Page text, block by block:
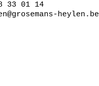
33 01 14
heylen.be